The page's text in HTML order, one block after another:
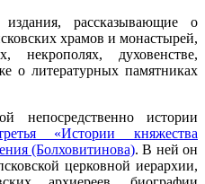
рассказывающие о
храмов и монастырей,
духовенстве,
о литературных памятниках
непосредственно истории
«Истории княжества
(Болховитинова). В ней он
церковной иерархии,